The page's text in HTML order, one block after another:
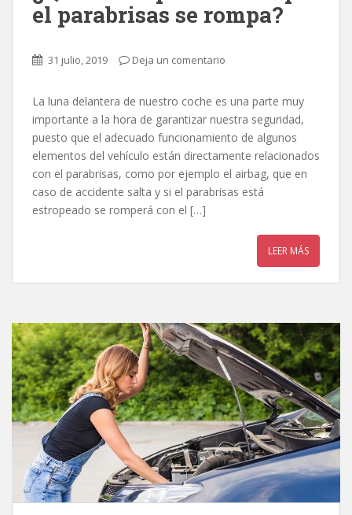
el parabrisas se rompa?
31 julio, 2019 Deja un comentario
La luna delantera de nuestro coche es una parte muy
importante a la hora de garantizar nuestra seguridad,
puesto que el adecuado funcionamiento de algunos
elementos del vehículo están directamente relacionados
con el parabrisas, como por ejemplo el airbag, que en
caso de accidente salta y si el parabrisas está
estropeado se romperá con el […]
LEER MÁS